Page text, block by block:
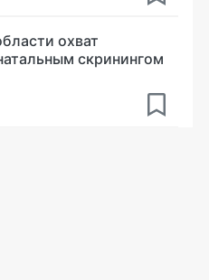
охват
скринингом